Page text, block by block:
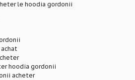
le hoodia gordonii
hoodia gordonii
acheter